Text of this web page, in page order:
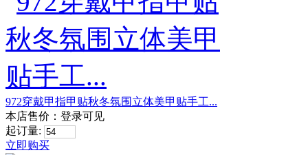
972穿戴甲指甲贴秋冬氛围立体美甲贴手工...
本店售价： 登录可见
起订量:
立即购买